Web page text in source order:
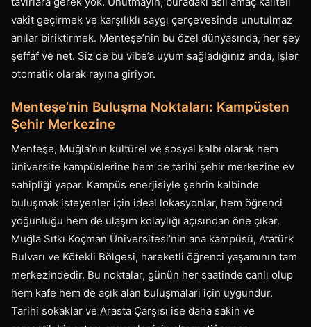
vakit geçirmek ve karşılıklı saygı çerçevesinde unutulmaz
anılar biriktirmek. Menteşe’nin bu özel dünyasında, her şey
şeffaf ve net. Siz de bu vibe’a uyum sağladığınız anda, işler
otomatik olarak rayına giriyor.
Menteşe’nin Buluşma Noktaları: Kampüsten
Şehir Merkezine
Menteşe, Muğla’nın kültürel ve sosyal kalbi olarak hem
üniversite kampüslerine hem de tarihi şehir merkezine ev
sahipliği yapar. Kampüs enerjisiyle şehrin kalbinde
buluşmak isteyenler için ideal lokasyonlar, hem öğrenci
yoğunluğu hem de ulaşım kolaylığı açısından öne çıkar.
Muğla Sıtkı Koçman Üniversitesi’nin ana kampüsü, Atatürk
Bulvarı ve Kötekli Bölgesi, hareketli öğrenci yaşamının tam
merkezindedir. Bu noktalar, günün her saatinde canlı olup
hem kafe hem de açık alan buluşmaları için uygundur.
Tarihi sokaklar ve Arasta Çarşısı ise daha sakin ve